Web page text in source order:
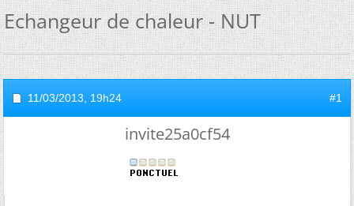
Echangeur de chaleur - NUT
11/03/2013, 19h24 #1
invite25a0cf54